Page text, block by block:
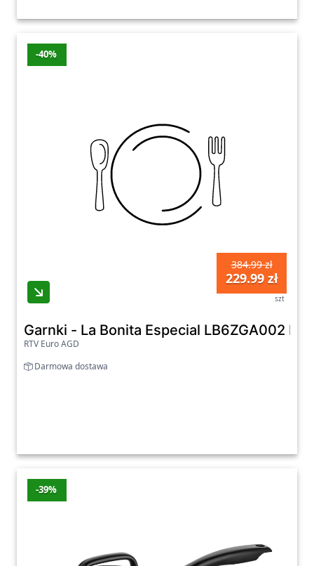
-40%
384.99 zł
229.99 zł
szt
Garnki - La Bonita Especial LB6ZGA002
RTV Euro AGD
Darmowa dostawa
-39%